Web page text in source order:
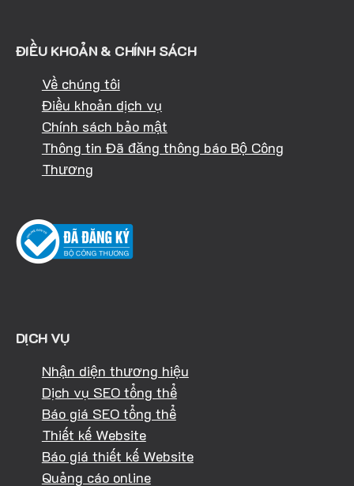
ĐIỀU KHOẢN & CHÍNH SÁCH
Về chúng tôi
Điều khoản dịch vụ
Chính sách bảo mật
Thông tin Đã đăng thông báo Bộ Công
Thương
DỊCH VỤ
Nhận diện thương hiệu
Dịch vụ SEO tổng thể
Báo giá SEO tổng thể
Thiết kế Website
Báo giá thiết kế Website
Quảng cáo online